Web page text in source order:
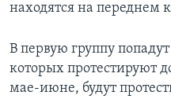
находятся на переднем
В первую группу
которых протестируют
мае-июне, будут